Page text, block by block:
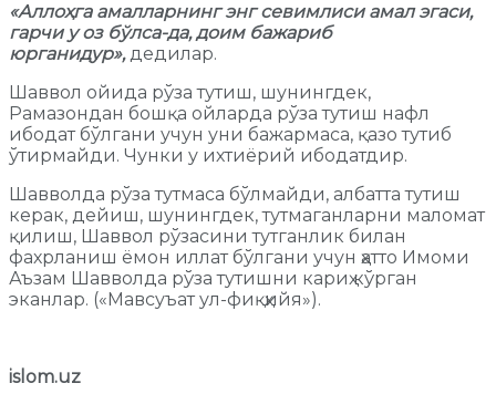
«Аллоҳга амалларнинг энг севимлиси амал эгаси,
гарчи у оз бўлса-да, доим бажариб
юрганидур»,дедилар.
Шаввол ойида рўза тутиш, шунингдек,
Рамазондан бошқа ойларда рўза тутиш нафл
ибодат бўлгани учун уни бажармаса, қазо тутиб
ўтирмайди. Чунки у ихтиёрий ибодатдир.
Шавволда рўза тутмаса бўлмайди, албатта тутиш
керак, дейиш, шунингдек, тутмаганларни маломат
қилиш, Шаввол рўзасини тутганлик билан
фахрланиш ёмон иллат бўлгани учун ҳатто Имоми
Аъзам Шавволда рўза тутишни кариҳ кўрган
эканлар. («Мавсуъат ул-фиқҳийя»).
islom.uz